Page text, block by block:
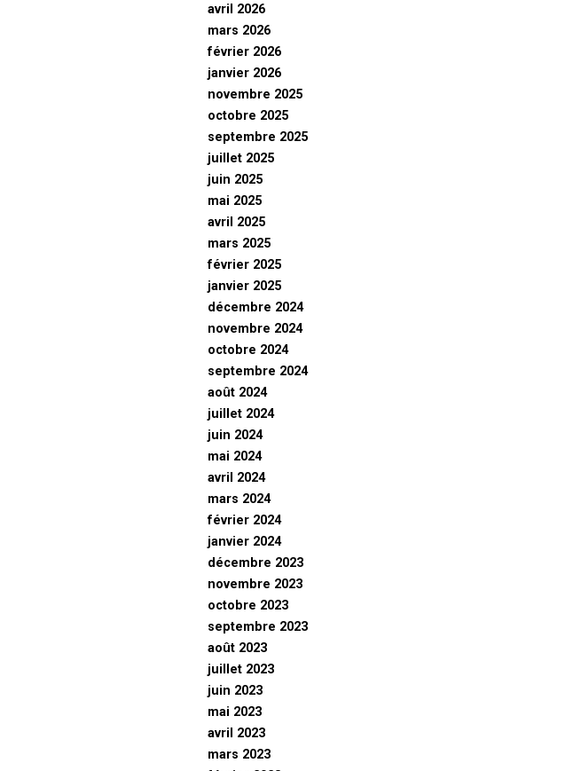
avril 2026
mars 2026
février 2026
janvier 2026
novembre 2025
octobre 2025
septembre 2025
juillet 2025
juin 2025
mai 2025
avril 2025
mars 2025
février 2025
janvier 2025
décembre 2024
novembre 2024
octobre 2024
septembre 2024
août 2024
juillet 2024
juin 2024
mai 2024
avril 2024
mars 2024
février 2024
janvier 2024
décembre 2023
novembre 2023
octobre 2023
septembre 2023
août 2023
juillet 2023
juin 2023
mai 2023
avril 2023
mars 2023